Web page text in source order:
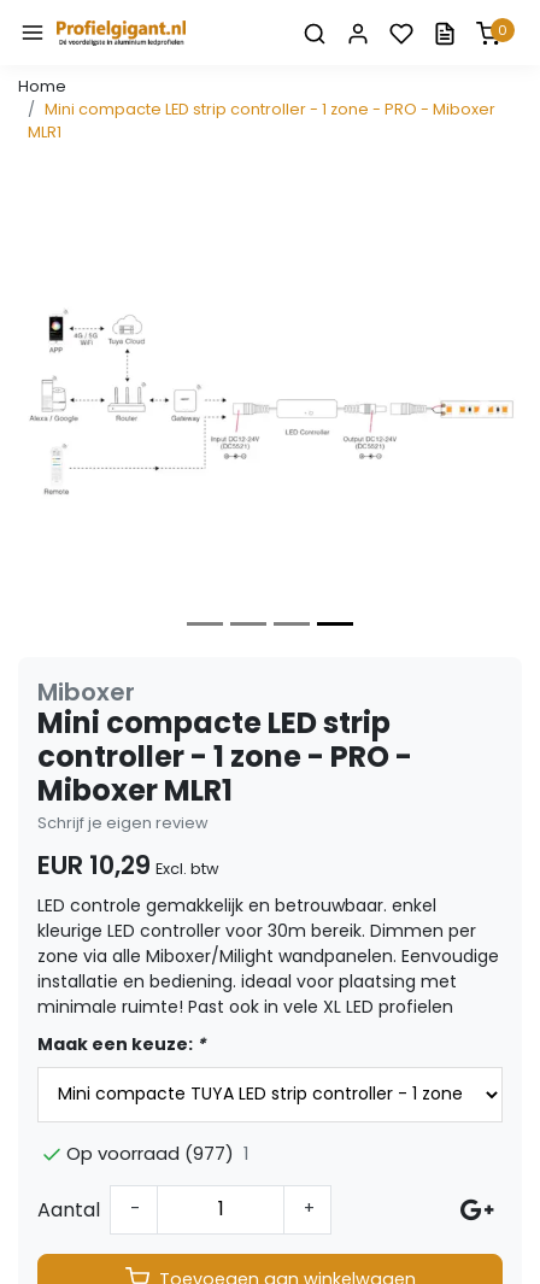
0
Home
Mini compacte LED strip controller - 1 zone - PRO - Miboxer
MLR1
Vorige
Miboxer
Mini compacte LED strip
controller - 1 zone - PRO -
Miboxer MLR1
Schrijf je eigen review
EUR 10,29 Excl. btw
LED controle gemakkelijk en betrouwbaar. enkel
kleurige LED controller voor 30m bereik. Dimmen per
zone via alle Miboxer/Milight wandpanelen. Eenvoudige
installatie en bediening. ideaal voor plaatsing met
minimale ruimte! Past ook in vele XL LED profielen
Maak een keuze: *
Op voorraad (977) 1
Aantal - +
Toevoegen aan winkelwagen